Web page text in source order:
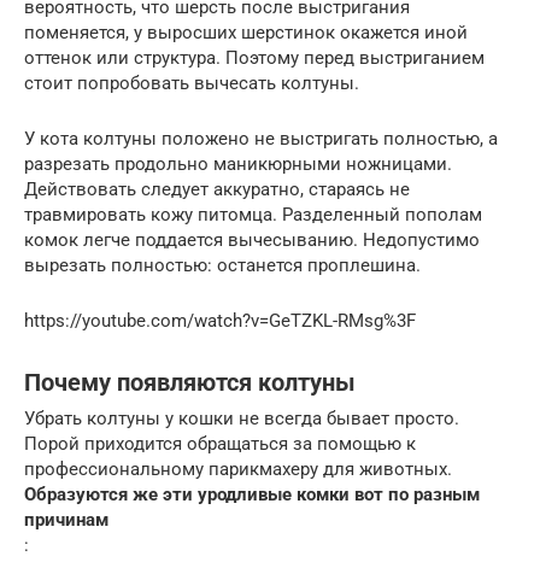
вероятность, что шерсть после выстригания
поменяется, у выросших шерстинок окажется иной
оттенок или структура. Поэтому перед выстриганием
стоит попробовать вычесать колтуны.
У кота колтуны положено не выстригать полностью, а
разрезать продольно маникюрными ножницами.
Действовать следует аккуратно, стараясь не
травмировать кожу питомца. Разделенный пополам
комок легче поддается вычесыванию. Недопустимо
вырезать полностью: останется проплешина.
https://youtube.com/watch?v=GeTZKL-RMsg%3F
Почему появляются колтуны
Убрать колтуны у кошки не всегда бывает просто.
Порой приходится обращаться за помощью к
профессиональному парикмахеру для животных.
Образуются же эти уродливые комки вот по разным
причинам
: